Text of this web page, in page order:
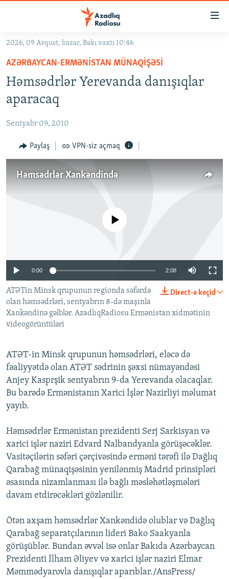
Əsas
qayıt
Əsas
qayıt
Axtarışa
#ƏSLINDƏ
FƏRQƏ BAX
QANUNI DOĞRU
MULTIMEDIA
İZ - MƏDƏNIYYƏT PROQRAMI
MATERIALLARIMIZDAN ISTIFADƏ
AZADLIQRADIOSU MOBIL TELEFONUNUZDA
BIZIMLƏ ƏLAQƏ
XƏBƏR BÜLLETENLƏRIMIZ
RFE/RL-in bütün saytları
2026, 09 Avqust, bazar, Bakı vaxtı 10:46
AZƏRBAYCAN-ERMƏNISTAN MÜNAQIŞƏSI
Həmsədrlər Yerevanda danışıqlar
aparacaq
Sentyabr 09, 2010
Paylaş VPN-siz açmaq
Həmsədrlər Xankəndində
No media source currently available
0:00 2:08
Direct-ə keçid
ATƏTin Minsk qrupunun regionda səfərdə
olan həmsədrləri, sentyabrın 8-də maşınla
Xankəndinə gəlblər. AzadlıqRadiosu Ermənistan xidmətinin
videogörüntüləri
ATƏT-in Minsk qrupunun həmsədrləri, eləcə də
fəaliyyətdə olan ATƏT sədrinin şəxsi nümayəndəsi
Anjey Kasprşik sentyabrın 9-da Yerevanda olacaqlar.
Bu barədə Ermənistanın Xarici İşlər Nazirliyi məlumat
yayıb.
Həmsədrlər Ermənistan prezidenti Serj Sarkisyan və
xarici işlər naziri Edvard Nalbandyanla görüşəcəklər.
Vasitəçilərin səfəri çərçivəsində erməni tərəfi ilə Dağlıq
Qarabağ münaqişəsinin yenilənmiş Madrid prinsipləri
əsasında nizamlanması ilə bağlı məsləhətləşmələri
davam etdirəcəkləri gözlənilir.
Ötən axşam həmsədrlər Xankəndidə olublar və Dağlıq
Qarabağ separatçılarının lideri Bako Saakyanla
görüşüblər. Bundan əvvəl isə onlar Bakıda Azərbaycan
Prezidenti İlham Əliyev və xarici işlər naziri Elmar
Məmmədyarovla danışıqlar aparıblar./AnsPress/